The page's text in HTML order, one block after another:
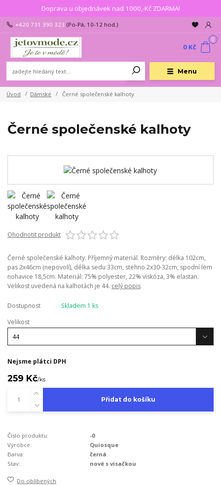
Doprava u objednávek nad 1000,-Kč ZDARMA!
Menu
+420 731 390 323 (Po-Pá, 10-12 hod.)
0
0 Kč
Úvod Dámské Černé společenské kalhoty
Černé společenské kalhoty
Ohodnotit produkt
Černé společenské kalhoty. Příjemný materiál. Rozměry: délka 102cm,
pas 2x46cm (nepovolí), délka sedu 33cm, stehno 2x30-32cm, spodní lem
nohavice 18,5cm. Materiál: 75% polyester, 22% viskóza, 3% elastan.
Velikost uvedená na kalhotách je 44. celý popis
Dostupnost
Skladem 1 ks
Velikost
Nejsme plátci DPH
259 Kč/ks
Přidat do košíku
Číslo produktu:
-0
Výrobce:
Quiosque
Barva:
černá
Stav:
nové s visačkou
Do oblíbených